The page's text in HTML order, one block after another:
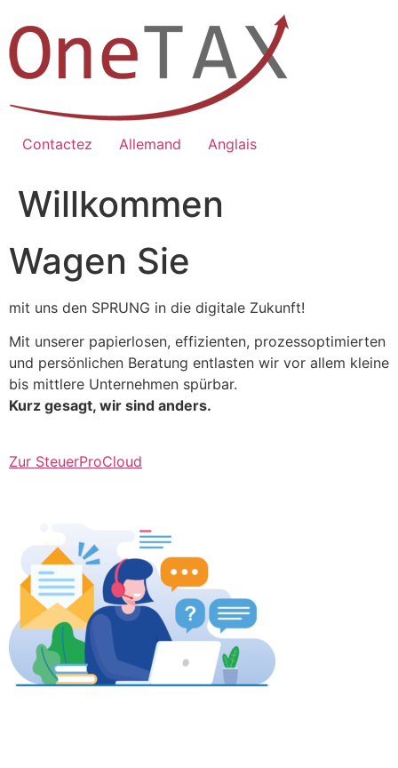
Inhalt
springen
Contactez Allemand Anglais
Willkommen
Wagen Sie
mit uns den SPRUNG in die digitale Zukunft!
Mit unserer papierlosen, effizienten, prozessoptimierten
und persönlichen Beratung entlasten wir vor allem kleine
bis mittlere Unternehmen spürbar.
Kurz gesagt, wir sind anders.
Zur SteuerProCloud